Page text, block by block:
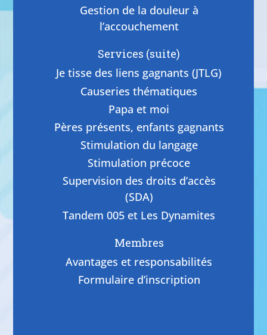
Gestion de la douleur à
l’accouchement
Services (suite)
Je tisse des liens gagnants (JTLG)
Causeries thématiques
Papa et moi
Pères présents, enfants gagnants
Stimulation du langage
Stimulation précoce
Supervision des droits d’accès
(SDA)
Tandem 005 et Les Dynamites
Membres
Avantages et responsabilités
Formulaire d’inscription